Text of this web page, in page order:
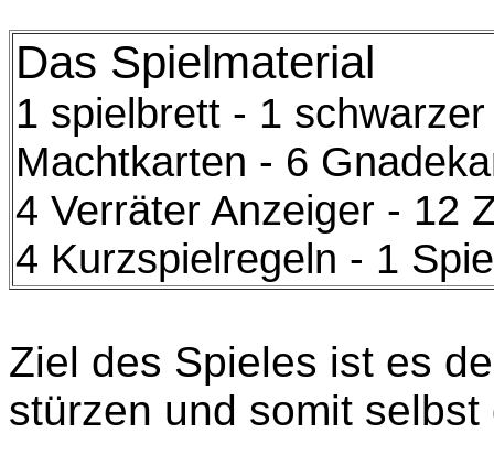
Das Spielmaterial
1 spielbrett - 1
Machtkarten - 6
4 Verräter Anzeiger - 12
4 Kurzspielregeln - 1
Ziel des Spieles ist es
stürzen und somit